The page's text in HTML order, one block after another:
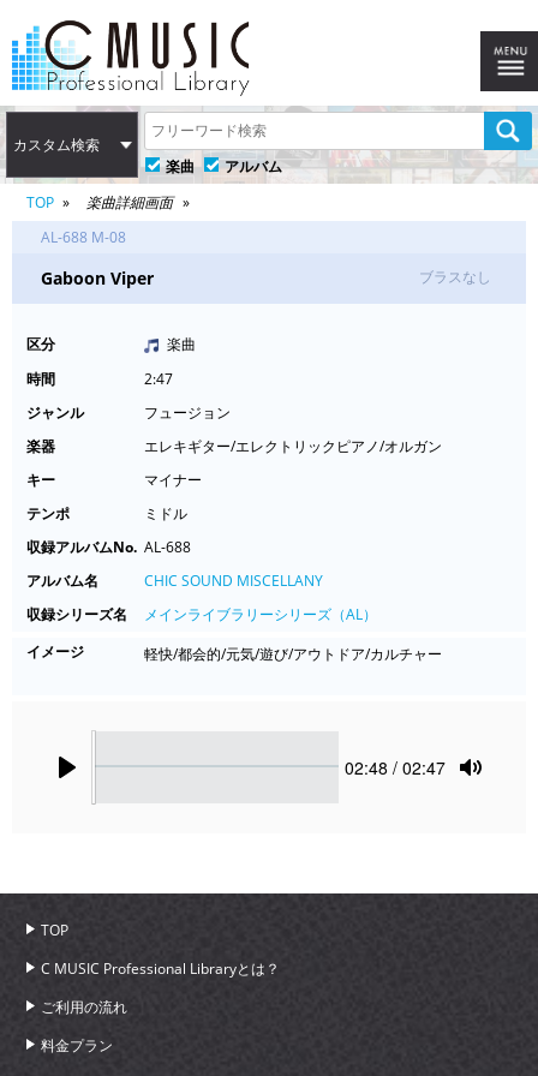
カスタム検索
楽曲
アルバム
TOP
楽曲詳細画面
AL-688 M-08
Gaboon Viper ブラスなし
区分
楽曲
時間
2:47
ジャンル
フュージョン
楽器
エレキギター/エレクトリックピアノ/オルガン
キー
マイナー
テンポ
ミドル
収録アルバムNo. AL-688
アルバム名
CHIC SOUND MISCELLANY
収録シリーズ名
メインライブラリーシリーズ（AL）
イメージ
軽快/都会的/元気/遊び/アウトドア/カルチャー
Current
02:48 / 02:47
TOP
C MUSIC Professional Libraryとは？
ご利用の流れ
料金プラン